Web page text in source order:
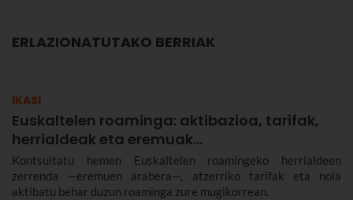
ERLAZIONATUTAKO BERRIAK
IKASI
Euskaltelen roaminga: aktibazioa, tarifak,
herrialdeak eta eremuak…
Kontsultatu hemen Euskaltelen roamingeko herrialdeen
zerrenda —eremuen arabera—, atzerriko tarifak eta nola
aktibatu behar duzun roaminga zure mugikorrean.